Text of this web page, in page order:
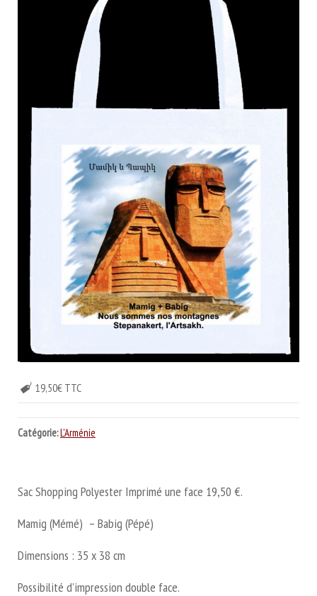
19,50€ TTC
Catégorie:L'Arménie
Sac Shopping Polyester Imprimé une face 19,50 €.
Mamig (Mémé) – Babig (Pépé)
Dimensions : 35 x 38 cm
Possibilité d’impression double face.